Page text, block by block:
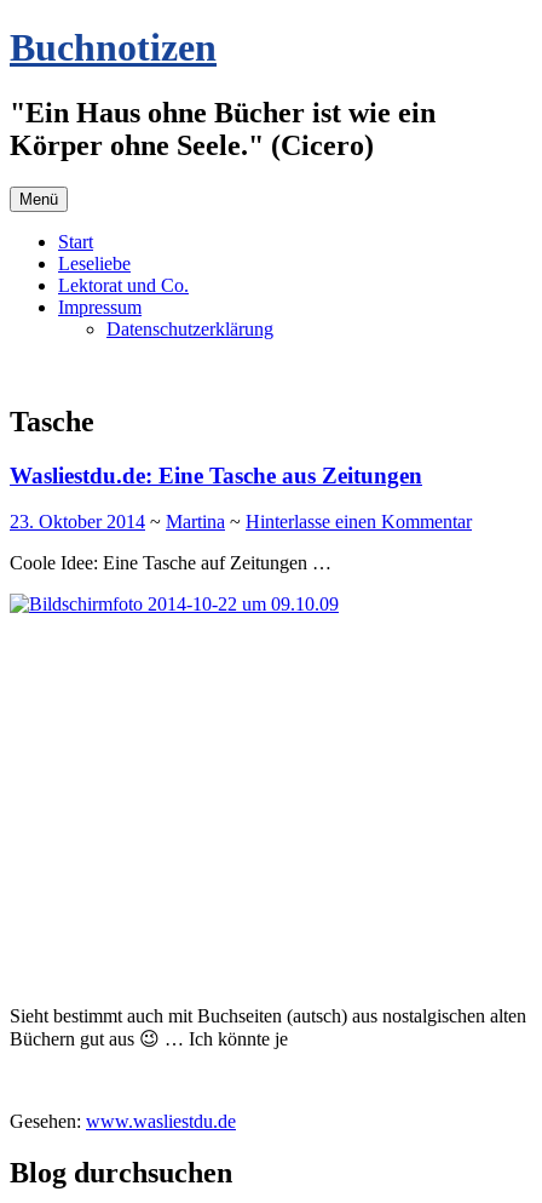
Zum
Inhalt
Buchnotizen
"Ein Haus ohne Bücher ist wie ein
Körper ohne Seele." (Cicero)
Menü
Start
Leseliebe
Lektorat und Co.
Impressum
Datenschutzerklärung
Tasche
Wasliestdu.de: Eine Tasche aus Zeitungen
23. Oktober 2014 ~ Martina ~ Hinterlasse einen Kommentar
Coole Idee: Eine Tasche auf Zeitungen …
Sieht bestimmt auch mit Buchseiten (autsch) aus nostalgischen alten
Büchern gut aus 😉 … Ich könnte je
Gesehen: www.wasliestdu.de
Blog durchsuchen